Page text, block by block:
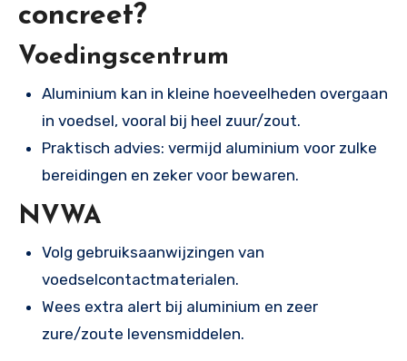
concreet?
Voedingscentrum
Aluminium kan in kleine hoeveelheden overgaan
in voedsel, vooral bij heel zuur/zout.
Praktisch advies: vermijd aluminium voor zulke
bereidingen en zeker voor bewaren.
NVWA
Volg gebruiksaanwijzingen van
voedselcontactmaterialen.
Wees extra alert bij aluminium en zeer
zure/zoute levensmiddelen.